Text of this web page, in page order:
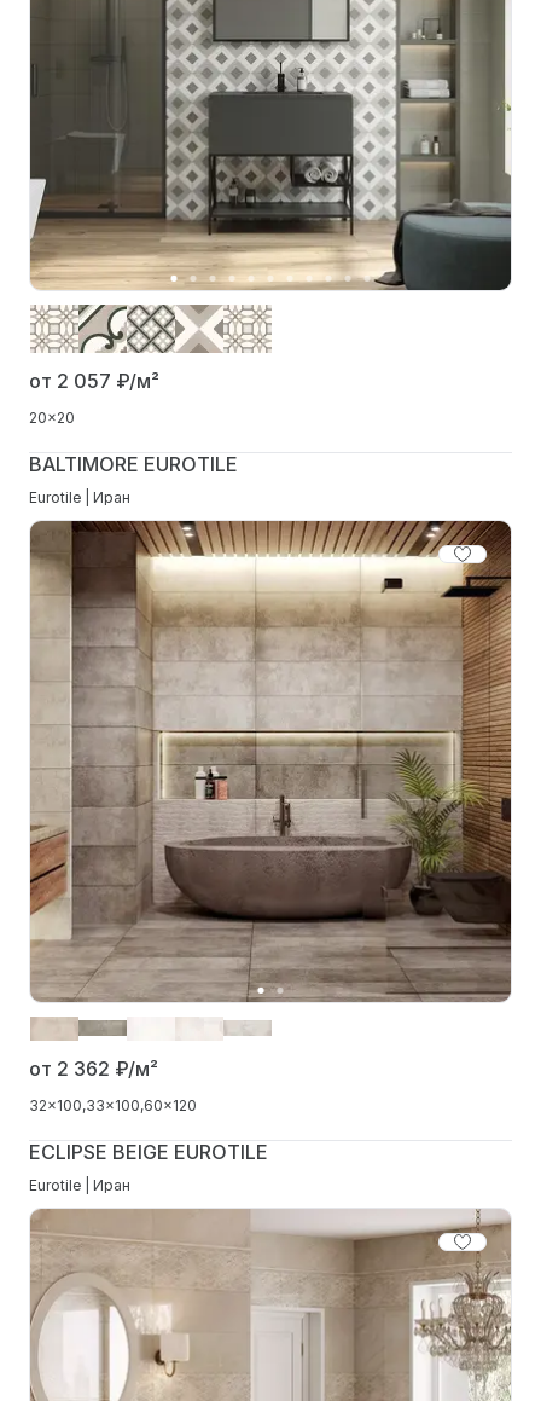
от 2 057 ₽/м²
20x20
BALTIMORE EUROTILE
Eurotile | Иран
от 2 362 ₽/м²
32x100 33x100 60x120
ECLIPSE BEIGE EUROTILE
Eurotile | Иран